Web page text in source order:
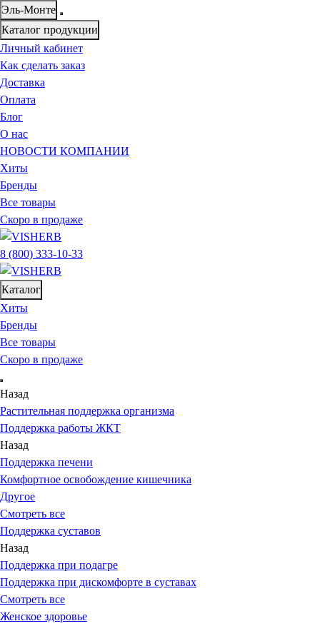
Эль-Монте
Каталог продукции
Личный кабинет
Как сделать заказ
Доставка
Оплата
Блог
О нас
НОВОСТИ КОМПАНИИ
Хиты
Бренды
Все товары
Скоро в продаже
8 (800) 333-10-33
Каталог
Хиты
Бренды
Все товары
Скоро в продаже
Назад
Растительная поддержка организма
Поддержка работы ЖКТ
Назад
Поддержка печени
Комфортное освобождение кишечника
Другое
Смотреть все
Поддержка суставов
Назад
Поддержка при подагре
Поддержка при дискомфорте в суставах
Смотреть все
Женское здоровье